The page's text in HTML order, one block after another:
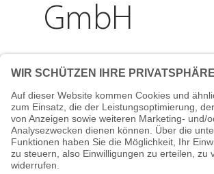
Adresse
Reichenberger Str. 1
84130 Dingolfing
Telefon
GmbH